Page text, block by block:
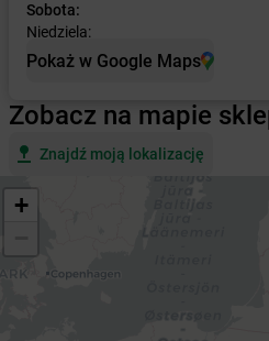
Sobota:
Niedziela:
Pokaż w Google Maps
Zobacz na mapie
Znajdź moją lokalizację
+